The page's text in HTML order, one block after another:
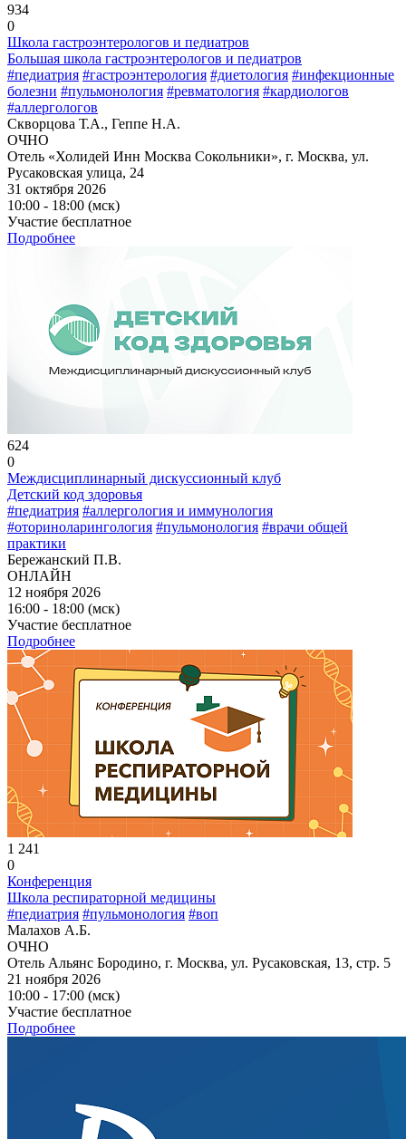
934
0
Школа гастроэнтерологов и педиатров
Большая школа гастроэнтерологов и педиатров
#педиатрия #гастроэнтерология #диетология #инфекционные
болезни #пульмонология #ревматология #кардиологов
#аллергологов
Скворцова Т.А., Геппе Н.А.
ОЧНО
Отель «Холидей Инн Москва Сокольники», г. Москва, ул.
Русаковская улица, 24
31 октября 2026
10:00 - 18:00 (мск)
Участие бесплатное
Подробнее
624
0
Междисциплинарный дискуссионный клуб
Детский код здоровья
#педиатрия #аллергология и иммунология
#оториноларингология #пульмонология #врачи общей
практики
Бережанский П.В.
ОНЛАЙН
12 ноября 2026
16:00 - 18:00 (мск)
Участие бесплатное
Подробнее
1 241
0
Конференция
Школа респираторной медицины
#педиатрия #пульмонология #воп
Малахов А.Б.
ОЧНО
Отель Альянс Бородино, г. Москва, ул. Русаковская, 13, стр. 5
21 ноября 2026
10:00 - 17:00 (мск)
Участие бесплатное
Подробнее